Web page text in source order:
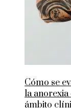
Cómo se
la anorexia
ámbito